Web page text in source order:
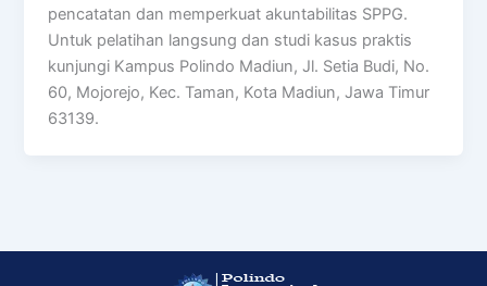
pencatatan dan memperkuat akuntabilitas SPPG.
Untuk pelatihan langsung dan studi kasus praktis
kunjungi Kampus Polindo Madiun, Jl. Setia Budi, No.
60, Mojorejo, Kec. Taman, Kota Madiun, Jawa Timur
63139.